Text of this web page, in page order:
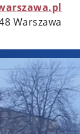
Warszawa